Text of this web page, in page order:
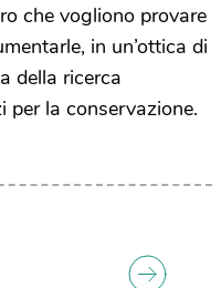
che vogliono provare
in un’ottica di
della ricerca
per la conservazione.